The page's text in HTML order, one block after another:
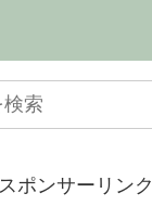
スポンサーリンク